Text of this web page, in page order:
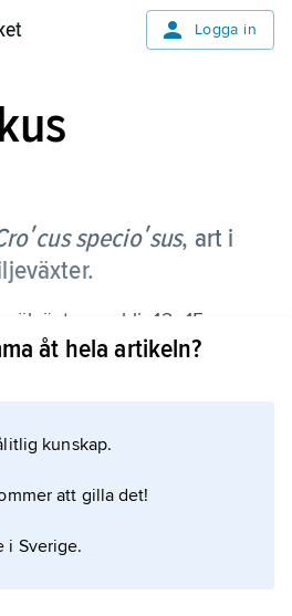
Logga in
specioʹsus, art i
som blir 12–15 cm
fram på våren, och de ca 3
Arten,
som prydnadsväxt. I
åt hela artikeln?
kunskap.
att gilla det!
i Sverige.